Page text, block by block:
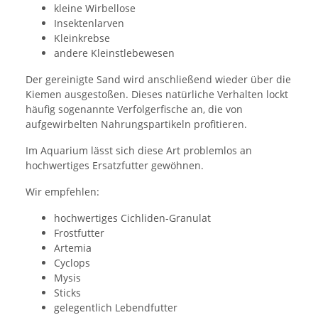
kleine Wirbellose
Insektenlarven
Kleinkrebse
andere Kleinstlebewesen
Der gereinigte Sand wird anschließend wieder über die
Kiemen ausgestoßen. Dieses natürliche Verhalten lockt
häufig sogenannte Verfolgerfische an, die von
aufgewirbelten Nahrungspartikeln profitieren.
Im Aquarium lässt sich diese Art problemlos an
hochwertiges Ersatzfutter gewöhnen.
Wir empfehlen:
hochwertiges Cichliden-Granulat
Frostfutter
Artemia
Cyclops
Mysis
Sticks
gelegentlich Lebendfutter